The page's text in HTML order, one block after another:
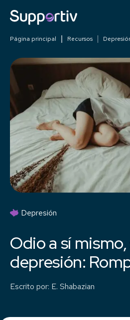
Página principal Recursos
Depresión
Odio a sí
depresión:
Escrito por: E. Shabazian